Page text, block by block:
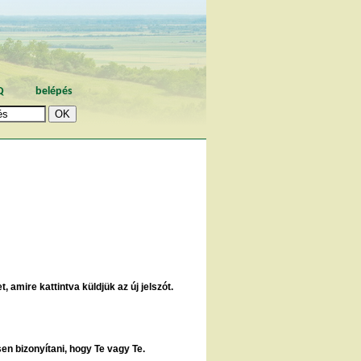
belépés
amire kattintva küldjük az új jelszót.
bizonyítani, hogy Te vagy Te.